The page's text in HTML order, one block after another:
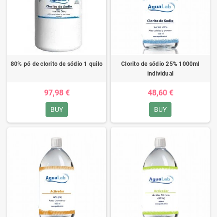
80% pó de clorito de sódio 1 quilo
97,98 €
BUY
Clorito de sódio 25% 1000ml
individual
48,60 €
BUY